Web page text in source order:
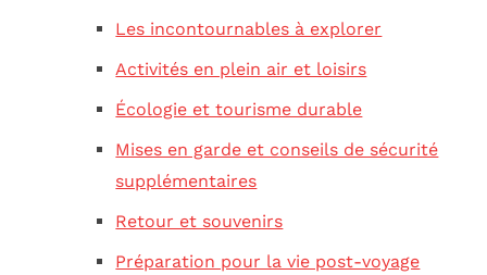
Les incontournables à explorer
Activités en plein air et loisirs
Écologie et tourisme durable
Mises en garde et conseils de sécurité
supplémentaires
Retour et souvenirs
Préparation pour la vie post-voyage